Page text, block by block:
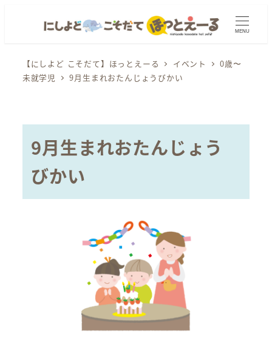
MENU
【にしよど こそだて】ほっとえーる イベント
0歳〜
未就学児
9月生まれおたんじょうびかい
9月生まれおたんじょう
びかい